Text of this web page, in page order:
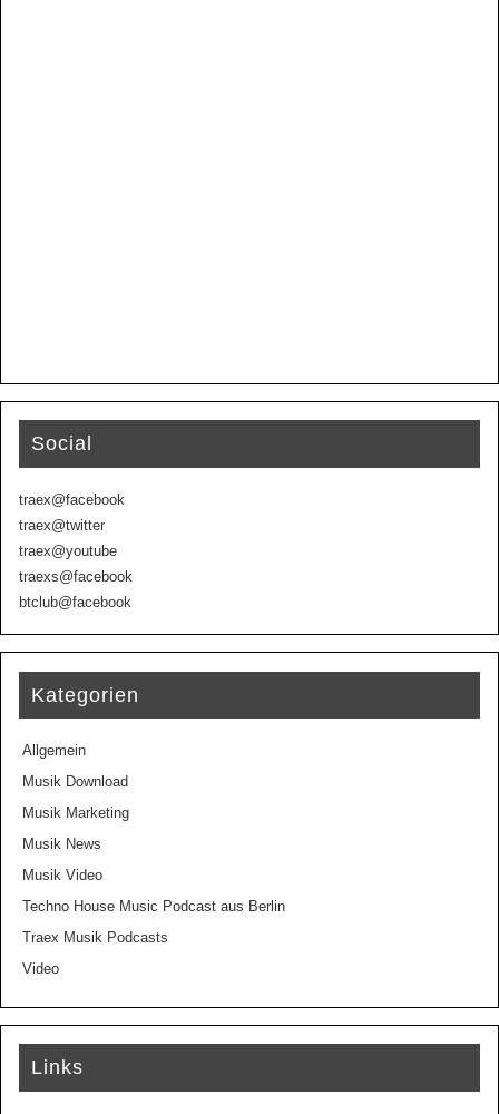
Social
traex@facebook
traex@twitter
traex@youtube
traexs@facebook
btclub@facebook
Kategorien
Allgemein
Musik Download
Musik Marketing
Musik News
Musik Video
Techno House Music Podcast aus Berlin
Traex Musik Podcasts
Video
Links